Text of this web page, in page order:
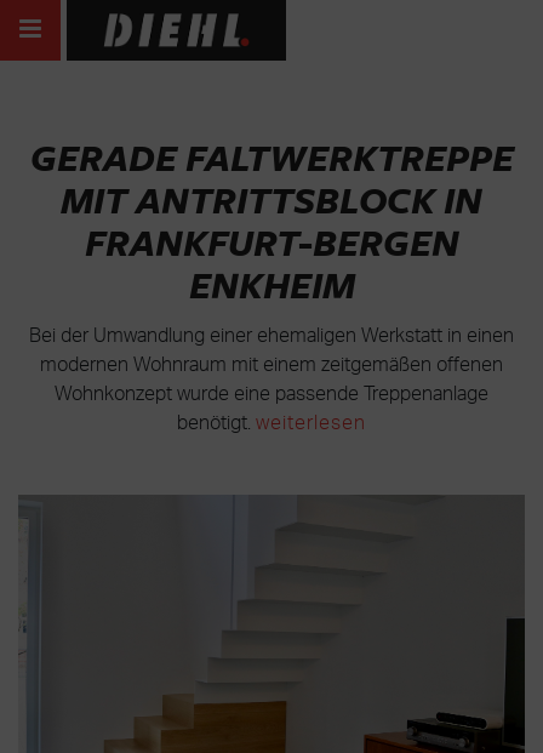
GERADE FALTWERKTREPPE
MIT ANTRITTSBLOCK IN
FRANKFURT-BERGEN
ENKHEIM
Bei der Umwandlung einer ehemaligen Werkstatt in einen
modernen Wohnraum mit einem zeitgemäßen offenen
Wohnkonzept wurde eine passende Treppenanlage
benötigt. weiterlesen